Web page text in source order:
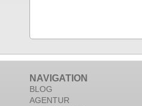
NAVIGATION
BLOG
AGENTUR